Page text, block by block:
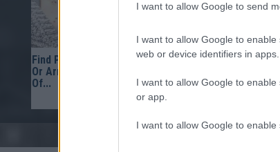
I want to allow Google to send
I want to allow Google to
web or device identifiers in apps.
I want to allow Google to
or app.
I want to allow Google to
Find Papillomas On Your Neck
Or Armpit? It's The First Stage
Of...
Gynecologist in
Comes Down to 1